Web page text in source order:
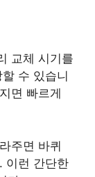
교체 시기를
수 있습니
면 빠르게
주면 바퀴
이런 간단한